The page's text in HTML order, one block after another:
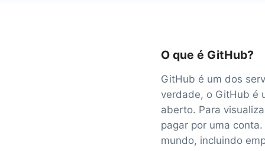
O que é GitHub?
GitHub é um dos
verdade, o GitHub é
aberto. Para
pagar por uma
mundo, incluindo